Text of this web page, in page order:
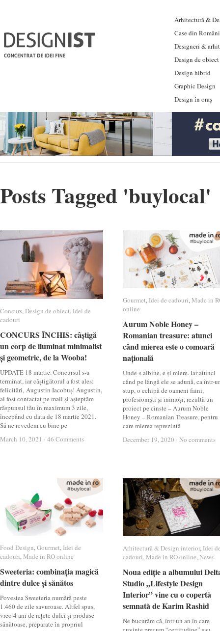
Arhitectură &
Case din
Designeri &
Design de obiect
Design hibrid
Graphic Design
Design în oraș
Posts Tagged 'buylocal'
Concurs,Design de obiect, Idei de
cadouri
CONCURS ÎNCHIS: câștigă
un corp de iluminat minimalist
și geometric, de la Wooba!
UPDATE 18 martie. Concursul s-a
terminat, iar câștigătorul a fost ales:
felicitări, Augustin Iacobuș! Augustin,
ai fost contactat pe mail și așteptăm
răspunsul tău în maximum 3 zile,
începând cu data de 18 martie 2021.
Să ne revedem cu bine pe
March 10, 2021 / 46 Comments
Concurs Design de obiect Idei de
cadouri
CONCURS ÎNCHIS: câștigă
un corp de iluminat minimalist
și geometric, de la Wooba!
March 10, 2021 / 46 Comments
Gourmet, Idei de cadouri,Made in
online
Aurum Noble Honey –
Romanian treasure: atunci
când mierea este o comoară
națională
Unde-s albine, e și miere. Iar atunci
când pe lângă ele se adună, ca într-
stup, o echipă de oameni faini,
profesioniști și inimoși, rezultă un
proiect pe cinste – Aurum Noble
Honey – Romanian Treasure, pentru
care mierea reprezintă
December 19, 2020 / No comments
Gourmet Idei de cadouri Made in
online
Aurum Noble Honey –
Romanian treasure: atunci
când mierea este o comoară
națională
December 19, 2020 / No comments
Food Design,Gourmet, Idei de
cadouri,Made in RO online
Sweeteria: combinația magică
dintre dulce și sănătos
Povestea Sweeteria numără peste
1.460 de zile savuroase. Altfel spus,
vreo 4 ani de rețete dulci și produse
sănătoase, preparate în propriul
Food Design Gourmet Idei de
cadouri Made in RO online
Sweeteria: combinația magică
dintre dulce și sănătos
Arhitectură & Design interior, Idei
cadouri,Made in RO online,News
Noua ediție a albumului
Studio „Lifestyle Design
Interior” vine cu o copertă
semnată de Karim Rashid
Ne bucurăm că, într-un an în care
Arhitectură & Design interior Idei
cadouri Made in RO online News
Noua ediție a albumului
Studio „Lifestyle Design
Interior” vine cu o copertă
semnată de Karim Rashid